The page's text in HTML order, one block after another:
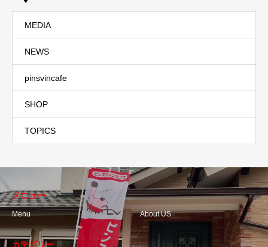
MEDIA
NEWS
pinsvincafe
SHOP
TOPICS
メニュー
Menu About US
カテゴリー